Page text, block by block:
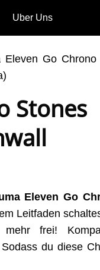
Uber Uns
Eleven Go Chrono
Stones
Eleven Go
Leitfaden
frei!
du diese